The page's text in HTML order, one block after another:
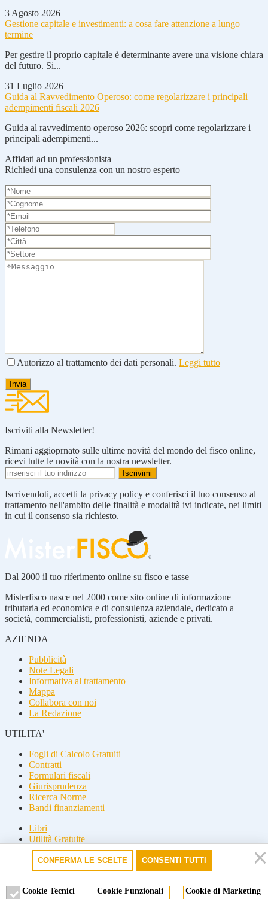
3 Agosto 2026
Gestione capitale e investimenti: a cosa fare attenzione a lungo
termine
Per gestire il proprio capitale è determinante avere una visione chiara
del futuro. Si...
31 Luglio 2026
Guida al Ravvedimento Operoso: come regolarizzare i principali
adempimenti fiscali 2026
Guida al ravvedimento operoso 2026: scopri come regolarizzare i
principali adempimenti...
Affidati ad un professionista
Richiedi una consulenza con un nostro esperto
Autorizzo al trattamento dei dati personali. Leggi tutto
Iscriviti alla Newsletter!
Rimani aggioprnato sulle ultime novità del mondo del fisco online,
ricevi tutte le novità con la nostra newsletter.
Iscrivendoti, accetti la privacy policy e conferisci il tuo consenso al
trattamento nell'ambito delle finalità e modalità ivi indicate, nei limiti
in cui il consenso sia richiesto.
Dal 2000 il tuo riferimento online su fisco e tasse
Misterfisco nasce nel 2000 come sito online di informazione
tributaria ed economica e di consulenza aziendale, dedicato a
società, commercialisti, professionisti, aziende e privati.
AZIENDA
Pubblicità
Note Legali
Informativa al trattamento
Mappa
Collabora con noi
La Redazione
UTILITA'
Fogli di Calcolo Gratuiti
Contratti
Formulari fiscali
Giurisprudenza
Ricerca Norme
Bandi finanziamenti
Libri
Utilità Gratuite
Guide fiscali
Seguici
Seguici
CONFERMA LE SCELTE CONSENTI TUTTI
Cookie Tecnici Cookie Funzionali Cookie di Marketing